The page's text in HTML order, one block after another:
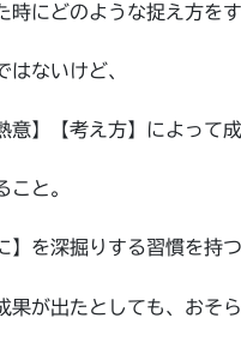
時にどのような捉え方を
ないけど、
意】【考え方】によって
こと。
】を深掘りする習慣を持つ
果が出たとしても、おそ